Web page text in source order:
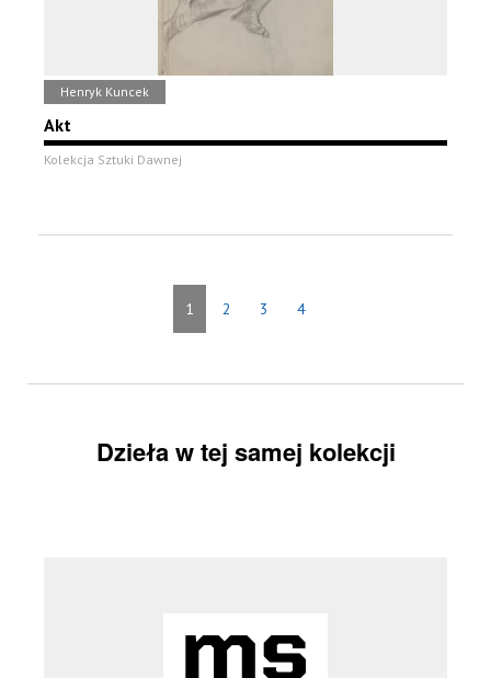
Henryk Kuncek
Akt
Kolekcja Sztuki Dawnej
1 2 3 4
Dzieła w tej samej kolekcji